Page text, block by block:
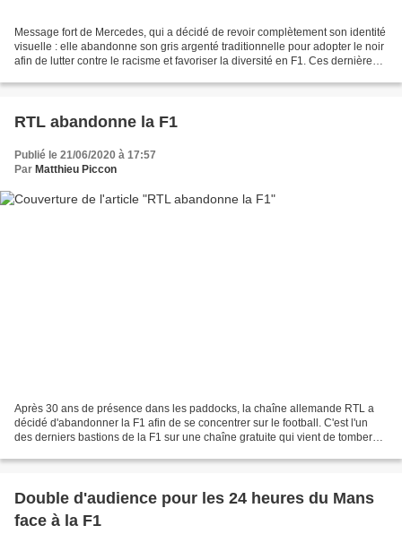
Message fort de Mercedes, qui a décidé de revoir complètement son identité
visuelle : elle abandonne son gris argenté traditionnelle pour adopter le noir
afin de lutter contre le racisme et favoriser la diversité en F1. Ces dernières
RTL abandonne la F1
Publié le 21/06/2020 à 17:57
Par Matthieu Piccon
Après 30 ans de présence dans les paddocks, la chaîne allemande RTL a
décidé d'abandonner la F1 afin de se concentrer sur le football. C'est l'un
des derniers bastions de la F1 sur une chaîne gratuite qui vient de tomber
Double d'audience pour les 24 heures du Mans
face à la F1